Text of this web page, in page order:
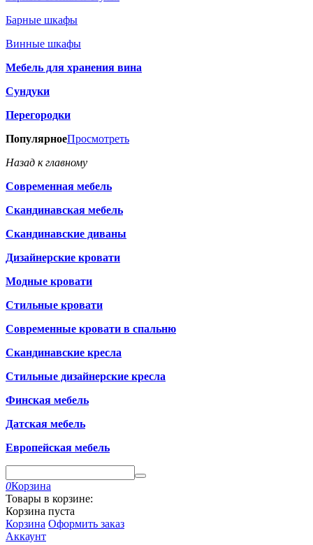
Барные шкафы
Винные шкафы
Мебель для хранения вина
Сундуки
Перегородки
ПопулярноеПросмотреть
Назад к главному
Современная мебель
Скандинавская мебель
Скандинавские диваны
Дизайнерские кровати
Модные кровати
Стильные кровати
Современные кровати в спальню
Скандинавские кресла
Стильные дизайнерские кресла
Финская мебель
Датская мебель
Европейская мебель
0Корзина
Товары в корзине:
Корзина пуста
Корзина Оформить заказ
Аккаунт